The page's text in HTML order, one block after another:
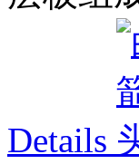
Details